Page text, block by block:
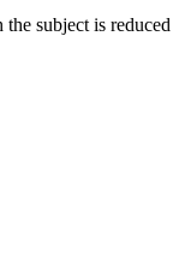
subject is